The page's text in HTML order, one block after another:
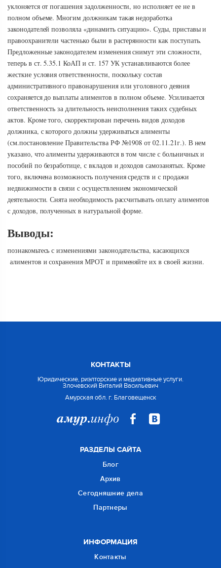
уклоняется от погашения задолженности, но исполняет ее не в
полном объеме. Многим должникам такая недоработка
законодателей позволяла «динамить ситуацию». Суды, приставы и
правоохранители частенько были в растерянности как поступать.
Предложенные законодателем изменения снимут эти сложности,
теперь в ст. 5.35.1 КоАП и ст. 157 УК устанавливаются более
жесткие условия ответственности, поскольку состав
административного правонарушения или уголовного деяния
сохраняется до выплаты алиментов в полном объеме. Усиливается
ответственность за длительность неисполнения таких судебных
актов. Кроме того, скорректирован перечень видов доходов
должника, с которого должны удерживаться алименты
(см.постановление Правительства РФ №1908 от 02.11.21г.). В нем
указано, что алименты удерживаются в том числе с больничных и
пособий по безработице, с вкладов и доходов самозанятых. Кроме
того, включена возможность получения средств и с продажи
недвижимости в связи с осуществлением экономической
деятельности. Снята необходимость рассчитывать оплату алиментов
с доходов, полученных в натуральной форме.
Выводы:
познакомьтесь с изменениями законодательства, касающихся
алиментов и сохранения МРОТ и применяйте их в своей жизни.
КОНТАКТЫ
Юридические, риэлторские и медиативные услуги.
Злочевский Виталий Васильевич
Амурская обл. г. Благовещенск
РАЗДЕЛЫ САЙТА
Блог
Архив
Сегодняшние дела
Партнеры
ИНФОРМАЦИЯ
Контакты